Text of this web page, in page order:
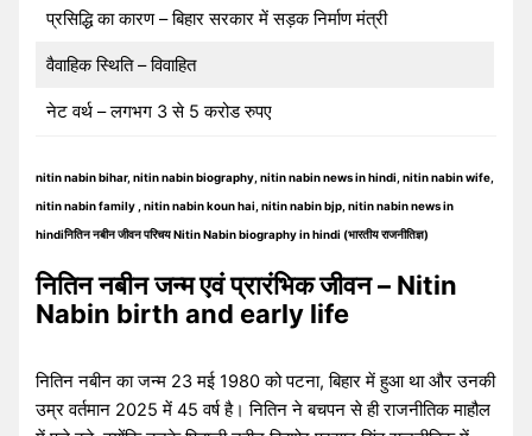
प्रसिद्धि का कारण – बिहार सरकार में सड़क निर्माण मंत्री
वैवाहिक स्थिति – विवाहित
नेट वर्थ – लगभग 3 से 5 करोड रुपए
nitin nabin bihar, nitin nabin biography, nitin nabin news in hindi, nitin nabin wife,
nitin nabin family , nitin nabin koun hai, nitin nabin bjp, nitin nabin news in
hindiनितिन नबीन जीवन परिचय Nitin Nabin biography in hindi (भारतीय राजनीतिज्ञ)
नितिन नबीन जन्म एवं प्रारंभिक जीवन – Nitin
Nabin birth and early life
नितिन नबीन का जन्म 23 मई 1980 को पटना, बिहार में हुआ था और उनकी
उम्र वर्तमान 2025 में 45 वर्ष है। नितिन ने बचपन से ही राजनीतिक माहौल